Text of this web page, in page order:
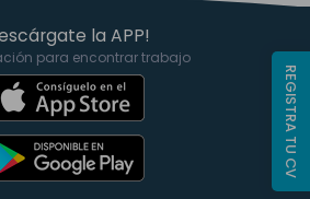
la APP!
para encontrar trabajo
REGISTRA TU CV